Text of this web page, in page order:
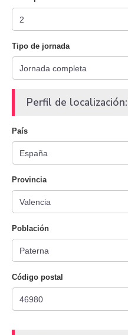
Tipo de jornada
Perfil de
País
Provincia
Población
Código postal